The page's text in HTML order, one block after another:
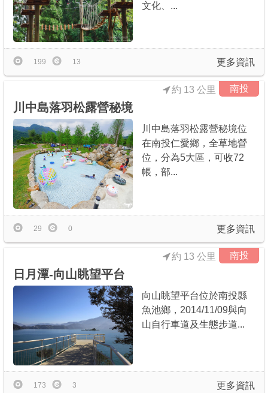
文化、...
更多資訊
199 13
南投
川中島落羽松露營秘境
約 13 公里
川中島落羽松露營秘境位
在南投仁愛鄉，全草地營
位，分為5大區，可收72
帳，部...
更多資訊
29 0
南投
日月潭-向山眺望平台
約 13 公里
向山眺望平台位於南投縣
魚池鄉，2014/11/09與向
山自行車道及生態步道...
更多資訊
173 3